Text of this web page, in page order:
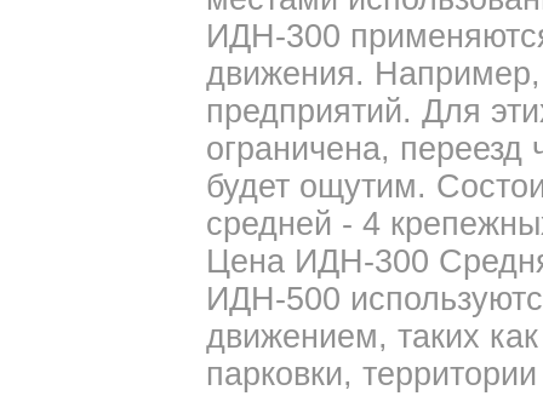
ИДН-300
движения.
предприятий. Для
ограничена, переезд
будет ощутим.
средней - 4
Цена ИДН-300
ИДН-500
движением, таких
парковки,